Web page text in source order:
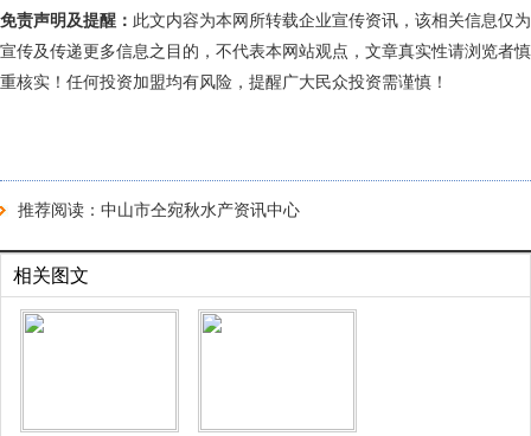
免责声明及提醒： 此文内容为本网所转载企业宣传资讯，该相关信息仅为
宣传及传递更多信息之目的，不代表本网站观点，文章真实性请浏览者慎
重核实！任何投资加盟均有风险，提醒广大民众投资需谨慎！
推荐阅读： 中山市仝宛秋水产资讯中心
相关图文